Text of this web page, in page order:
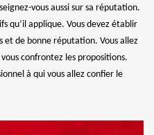
vous aussi sur sa réputation.
qu’il applique. Vous devez établir
de bonne réputation. Vous allez
confrontez les propositions.
à qui vous allez confier le